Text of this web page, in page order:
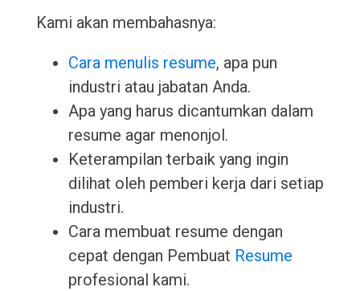
Kami akan membahasnya:
Cara menulis resume, apa pun
industri atau jabatan Anda.
Apa yang harus dicantumkan dalam
resume agar menonjol.
Keterampilan terbaik yang ingin
dilihat oleh pemberi kerja dari setiap
industri.
Cara membuat resume dengan
cepat dengan Pembuat Resume
profesional kami.